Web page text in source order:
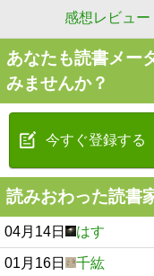
感想レビュー
あなたも読書メー
みませんか？
今すぐ登録する
読みおわった読書
04月14日 はす
01月16日 千紘